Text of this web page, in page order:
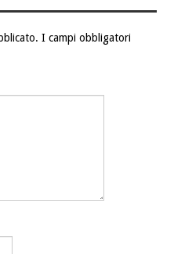
I campi obbligatori